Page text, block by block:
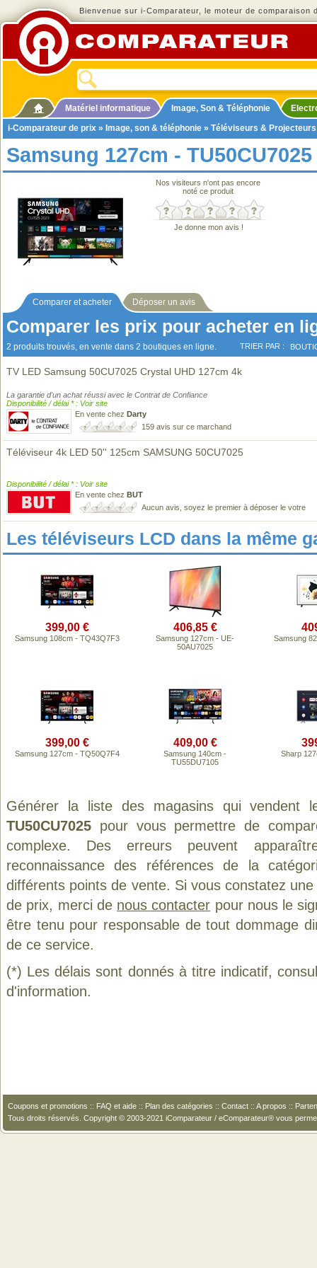
Bienvenue sur i-Comparateur, le moteur de comparaison
Matériel informatique Image, Son & Téléphonie
i-Comparateur de prix » Image, son & téléphonie » Téléviseurs & Projecteurs
Samsung 127cm - TU50CU7025
Nos visiteurs n'ont pas encore
noté ce produit
Je donne mon avis !
Comparer et acheter Déposer un avis
Comparer les prix pour acheter en
2 produits trouvés, en vente dans 2 boutiques en ligne. TRIER PAR :
TV LED Samsung 50CU7025 Crystal UHD 127cm 4k
La garantie d'un achat réussi avec le Contrat de Confiance
Disponibilité / délai * : Voir site
En vente chez Darty
159 avis sur ce marchand
Téléviseur 4k LED 50'' 125cm SAMSUNG 50CU7025
Disponibilité / délai * : Voir site
En vente chez BUT
Aucun avis, soyez le premier à déposer le votre
Les téléviseurs LCD dans la même
399,00 €
Samsung 108cm - TQ43Q7F3
406,85 €
Samsung 127cm - UE-
50AU7025
Samsung
399,00 €
Samsung 127cm - TQ50Q7F4
409,00 €
Samsung 140cm -
TU55DU7105
Sharp
Générer la liste des magasins qui vendent
TU50CU7025 pour vous permettre de
complexe. Des erreurs peuvent
reconnaissance des références de la
différents points de vente. Si vous constatez
de prix, merci de nous contacter pour nous le
être tenu pour responsable de tout dommage
de ce service.
(*) Les délais sont donnés à titre indicatif,
d'information.
Coupons et promotions :: FAQ et aide :: Plan des catégories :: Contact :: A propos ::
Tous droits réservés. Copyright © 2003-2021 iComparateur / eComparateur® vous